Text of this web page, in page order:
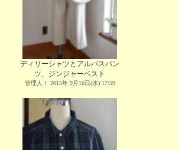
ディリーシャツとアルバスパン
ツ、ジンジャーベスト
管理人Ｉ 2015年 9月16日(水) 17:59